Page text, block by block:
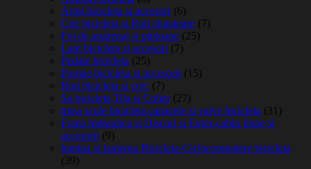
Aripi bicicleta si accesori (6)
Cric bicicleta si Roti ajutatoare (7)
Foi de angrenaj si pinioane (25)
Lant bicicleta si accesori (7)
Pedale bicicleta (25)
Pompe bicicleta si accesorii (15)
Roti bicicleta si cerc (7)
Sa bicicleta,Tija si Colier (27)
trusa scule bicicleta,capacele si valve bicicleta (31)
Frana hidraulica si Discuri si Etrier-cablu frane si
accesorii (9)
lumina si lanterna Bicicleta-Ciclocomputere bicicleta
(39)